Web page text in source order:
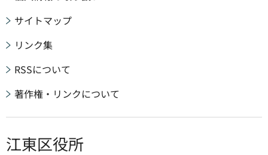
サイトマップ
リンク集
RSSについて
著作権・リンクについて
江東区役所